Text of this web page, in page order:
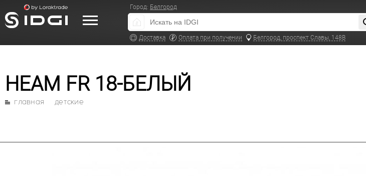
Город: Белгород
Доставка Оплата при получении Белгород, проспект Славы, 148В
HEAM FR 18-БЕЛЫЙ
главная детские